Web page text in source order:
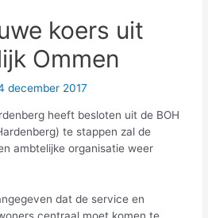
koers uit
Ommen
december 2017
heeft besloten uit de BOH
te stappen zal de
ambtelijke organisatie weer
dat de service en